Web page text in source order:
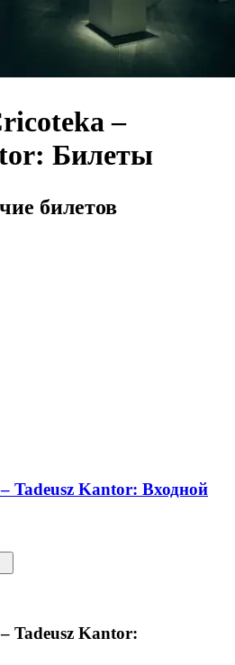
–
Билеты
билетов
Tadeusz Kantor: Входной
Tadeusz Kantor: